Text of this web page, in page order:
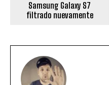
Samsung Galaxy S7
filtrado nuevamente